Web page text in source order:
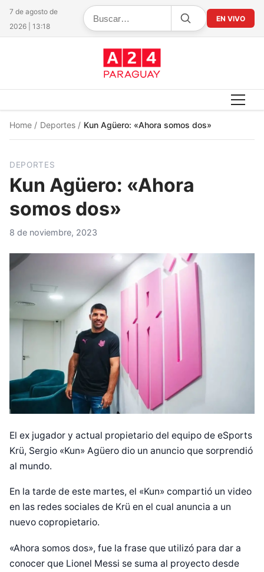
7 de agosto de
2026 | 13:18
EN VIVO
Home / Deportes / Kun Agüero: «Ahora somos dos»
DEPORTES
Kun Agüero: «Ahora
somos dos»
8 de noviembre, 2023
El ex jugador y actual propietario del equipo de eSports
Krü, Sergio «Kun» Agüero dio un anuncio que sorprendió
al mundo.
En la tarde de este martes, el «Kun» compartió un video
en las redes sociales de Krü en el cual anuncia a un
nuevo copropietario.
«Ahora somos dos», fue la frase que utilizó para dar a
conocer que Lionel Messi se suma al proyecto desde